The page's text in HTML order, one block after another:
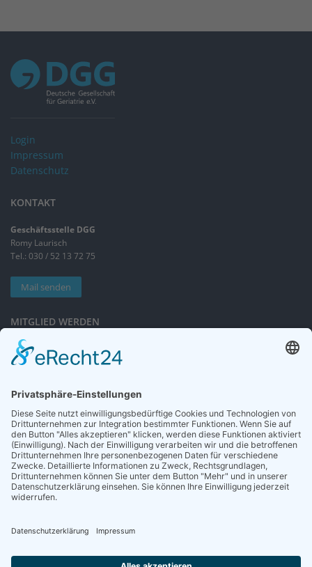
Login
Impressum
Datenschutz
KONTAKT
Geschäftsstelle DGG
Romy Laurisch
Tel.: 030 / 52 13 72 75
Mail senden
MITGLIED WERDEN
Sieben gute Gründe
für Ihre Mitgliedschaft
NEWSLETTER
Neuigkeiten rund um die Geriatrie und die DGG – regelmäßig in Ihrem
Postfach.